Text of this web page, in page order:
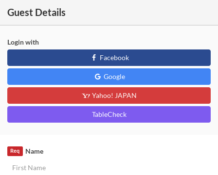
Guest Details
Login with
Facebook
Google
Yahoo! JAPAN
TableCheck
Name
Req